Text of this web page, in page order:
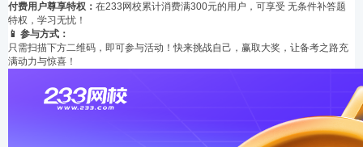
付费用户尊享特权： 在233网校累计消费满300元的用户，可享受 无条件补答题
特权，学习无忧！
📱 参与方式：
只需扫描下方二维码，即可参与活动！快来挑战自己，赢取大奖，让备考之路充
满动力与惊喜！